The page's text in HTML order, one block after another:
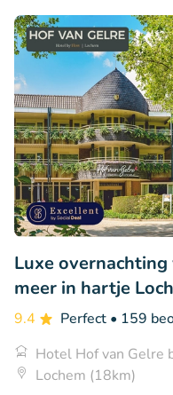
Luxe
meer in hartje
9.4 Perfect • 159
Hotel Hof van Gelre
Lochem (18km)